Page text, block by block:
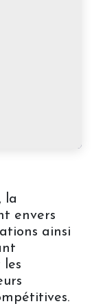
la
envers
ainsi
les